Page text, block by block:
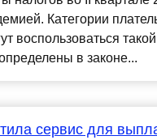
Категории
воспользоваться
в законе...
сервис для